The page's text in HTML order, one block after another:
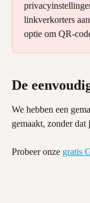
linkverkorters
optie om QR-
De
We hebben een
gemaakt, zonder dat
Probeer onze gratis